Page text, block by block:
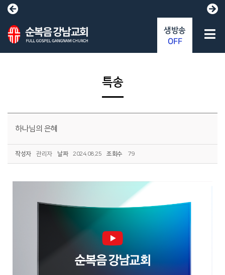
특송
하나님의 은혜
작성자 관리자 날짜 2024.08.25 조회수 79
생방송
OFF